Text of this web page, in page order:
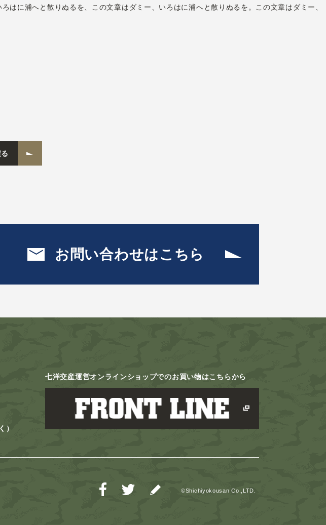
に浦へと散りぬるを、この文章はダミー、いろはに浦へと散りぬるを。この文章はダミー、
お問い合わせはこちら
）
七洋交産運営オンラインショップでのお買い物はこちらから
©Shichiyokousan Co.,LTD.